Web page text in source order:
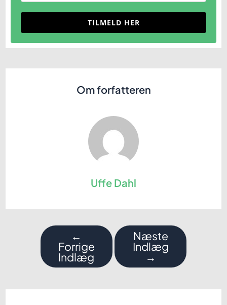
TILMELD HER
Om forfatteren
Uffe Dahl
Indlægsnavigation
←
Forrige
Indlæg
Næste
Indlæg
→